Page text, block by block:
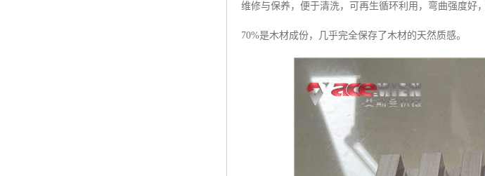
维修与保养，便于清洗，可再生循环利用，弯曲强度好
70%是木材成份，几乎完全保存了木材的天然质感。